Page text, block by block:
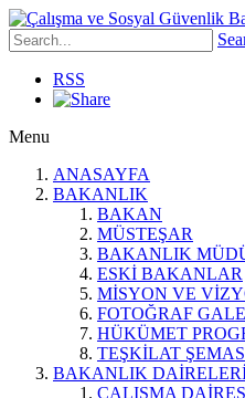
RSS
Menu
ANASAYFA
BAKANLIK
BAKAN
MÜSTEŞAR
BAKANLIK
ESKİ BAKANLAR
MİSYON VE
FOTOĞRAF
HÜKÜMET
TEŞKİLAT
BAKANLIK
ÇALIŞMA